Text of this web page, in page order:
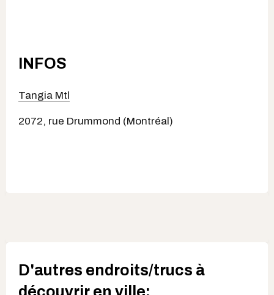
INFOS
Tangia Mtl
2072, rue Drummond (Montréal)
D'autres endroits/trucs à
découvrir en ville: